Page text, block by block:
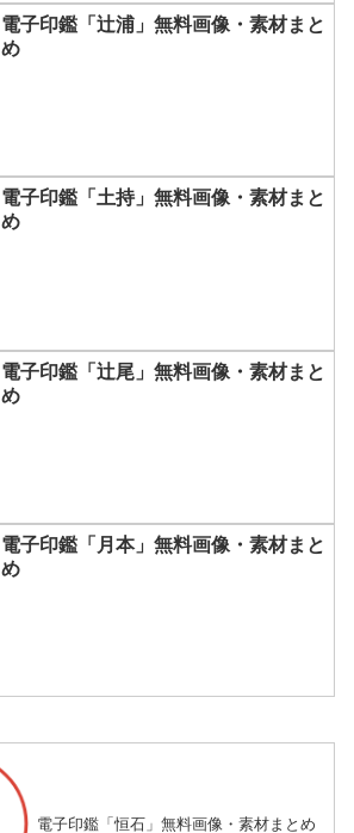
電子印鑑「辻浦」無料画像・素材まと
め
電子印鑑「土持」無料画像・素材まと
め
電子印鑑「辻尾」無料画像・素材まと
め
電子印鑑「月本」無料画像・素材まと
め
電子印鑑「恒石」無料画像・素材まとめ